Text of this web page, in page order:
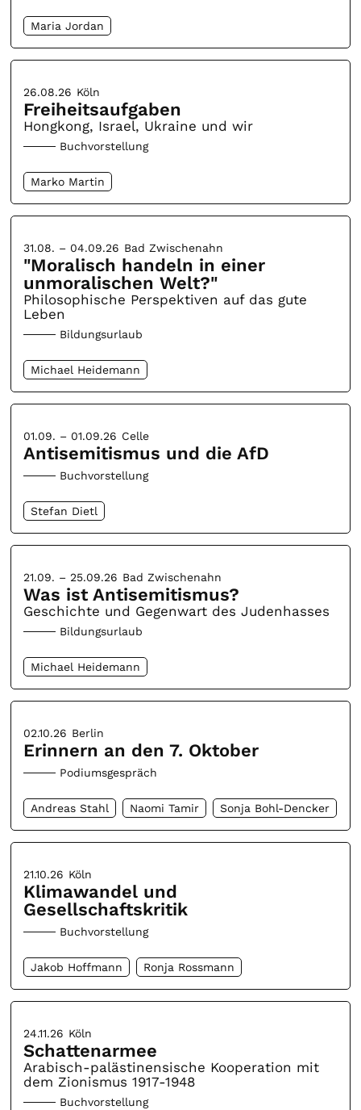
Maria Jordan
26.08.26 Köln
Freiheitsaufgaben
Hongkong, Israel, Ukraine und wir
Buchvorstellung
Marko Martin
31.08. – 04.09.26 Bad Zwischenahn
"Moralisch handeln in einer
unmoralischen Welt?"
Philosophische Perspektiven auf das gute
Leben
Bildungsurlaub
Michael Heidemann
01.09. – 01.09.26 Celle
Antisemitismus und die AfD
Buchvorstellung
Stefan Dietl
21.09. – 25.09.26 Bad Zwischenahn
Was ist Antisemitismus?
Geschichte und Gegenwart des Judenhasses
Bildungsurlaub
Michael Heidemann
02.10.26 Berlin
Erinnern an den 7. Oktober
Podiumsgespräch
Andreas Stahl Naomi Tamir Sonja Bohl-Dencker
21.10.26 Köln
Klimawandel und
Gesellschaftskritik
Buchvorstellung
Jakob Hoffmann Ronja Rossmann
24.11.26 Köln
Schattenarmee
Arabisch-palästinensische Kooperation mit
dem Zionismus 1917-1948
Buchvorstellung